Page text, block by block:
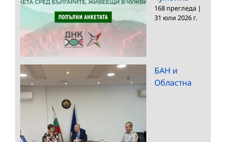
168 прегледа |
31 юли 2026 г.
БАН и
Областна